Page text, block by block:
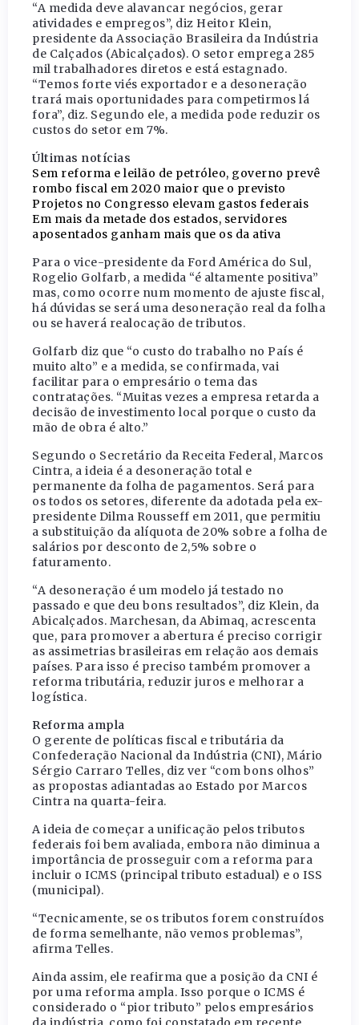
“A medida deve alavancar negócios, gerar
atividades e empregos”, diz Heitor Klein,
presidente da Associação Brasileira da Indústria
de Calçados (Abicalçados). O setor emprega 285
mil trabalhadores diretos e está estagnado.
“Temos forte viés exportador e a desoneração
trará mais oportunidades para competirmos lá
fora”, diz. Segundo ele, a medida pode reduzir os
custos do setor em 7%.
Últimas notícias
Sem reforma e leilão de petróleo, governo prevê
rombo fiscal em 2020 maior que o previsto
Projetos no Congresso elevam gastos federais
Em mais da metade dos estados, servidores
aposentados ganham mais que os da ativa
Para o vice-presidente da Ford América do Sul,
Rogelio Golfarb, a medida “é altamente positiva”
mas, como ocorre num momento de ajuste fiscal,
há dúvidas se será uma desoneração real da folha
ou se haverá realocação de tributos.
Golfarb diz que “o custo do trabalho no País é
muito alto” e a medida, se confirmada, vai
facilitar para o empresário o tema das
contratações. “Muitas vezes a empresa retarda a
decisão de investimento local porque o custo da
mão de obra é alto.”
Segundo o Secretário da Receita Federal, Marcos
Cintra, a ideia é a desoneração total e
permanente da folha de pagamentos. Será para
os todos os setores, diferente da adotada pela ex-
presidente Dilma Rousseff em 2011, que permitiu
a substituição da alíquota de 20% sobre a folha de
salários por desconto de 2,5% sobre o
faturamento.
“A desoneração é um modelo já testado no
passado e que deu bons resultados”, diz Klein, da
Abicalçados. Marchesan, da Abimaq, acrescenta
que, para promover a abertura é preciso corrigir
as assimetrias brasileiras em relação aos demais
países. Para isso é preciso também promover a
reforma tributária, reduzir juros e melhorar a
logística.
Reforma ampla
O gerente de políticas fiscal e tributária da
Confederação Nacional da Indústria (CNI), Mário
Sérgio Carraro Telles, diz ver “com bons olhos”
as propostas adiantadas ao Estado por Marcos
Cintra na quarta-feira.
A ideia de começar a unificação pelos tributos
federais foi bem avaliada, embora não diminua a
importância de prosseguir com a reforma para
incluir o ICMS (principal tributo estadual) e o ISS
(municipal).
“Tecnicamente, se os tributos forem construídos
de forma semelhante, não vemos problemas”,
afirma Telles.
Ainda assim, ele reafirma que a posição da CNI é
por uma reforma ampla. Isso porque o ICMS é
considerado o “pior tributo” pelos empresários